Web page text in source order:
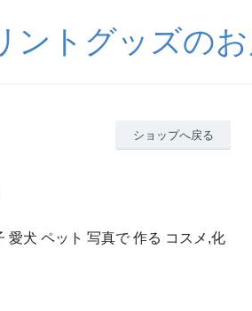
トグッズの
ショップへ戻る
愛犬 ペット 写真で 作る コスメ,化